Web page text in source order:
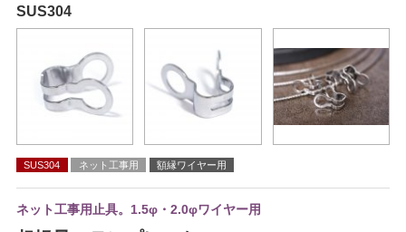
SUS304
SUS304 ネット工事用 額縁ワイヤー用
ネット工事用止具。1.5φ・2.0φワイヤー用